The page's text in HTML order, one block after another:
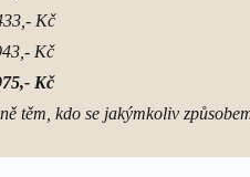
Kč
Kč
Kč
těm, kdo se jakýmkoliv